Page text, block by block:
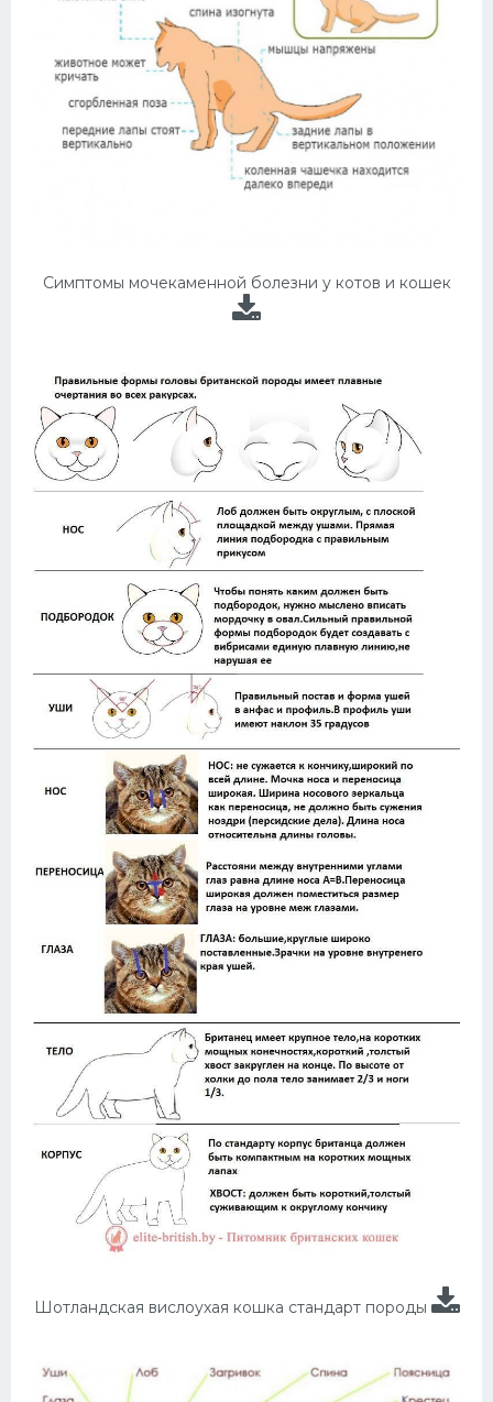
Симптомы мочекаменной болезни у котов и кошек
Шотландская вислоухая кошка стандарт породы